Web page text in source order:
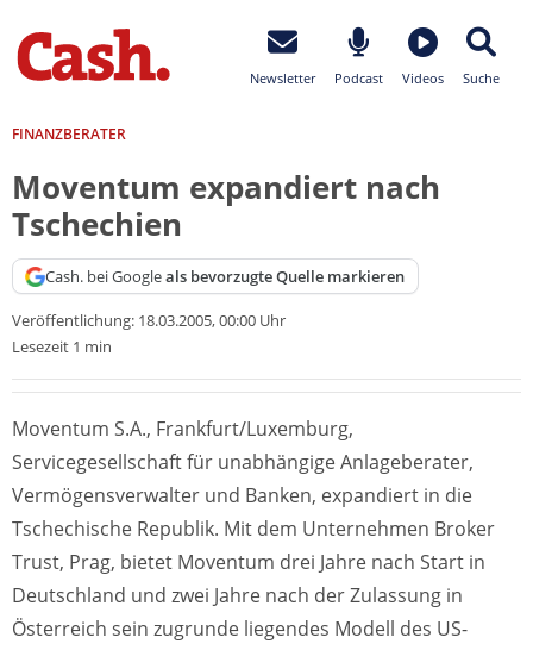
Newsletter Podcast Videos Suche
FINANZBERATER
Moventum expandiert nach
Tschechien
Cash. bei Googleals bevorzugte Quelle markieren
Veröffentlichung: 18.03.2005, 00:00 Uhr
Lesezeit 1 min
Moventum S.A., Frankfurt/Luxemburg,
Servicegesellschaft für unabhängige Anlageberater,
Vermögensverwalter und Banken, expandiert in die
Tschechische Republik. Mit dem Unternehmen Broker
Trust, Prag, bietet Moventum drei Jahre nach Start in
Deutschland und zwei Jahre nach der Zulassung in
Österreich sein zugrunde liegendes Modell des US-